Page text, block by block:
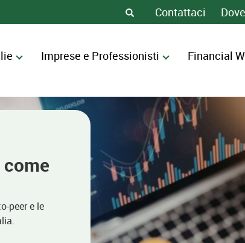
Contattaci
Imprese e Professionisti Financial
peer e le